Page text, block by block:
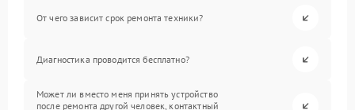
От чего зависит срок ремонта техники?
Диагностика проводится бесплатно?
Может ли вместо меня принять устройство
после ремонта другой человек, контактный